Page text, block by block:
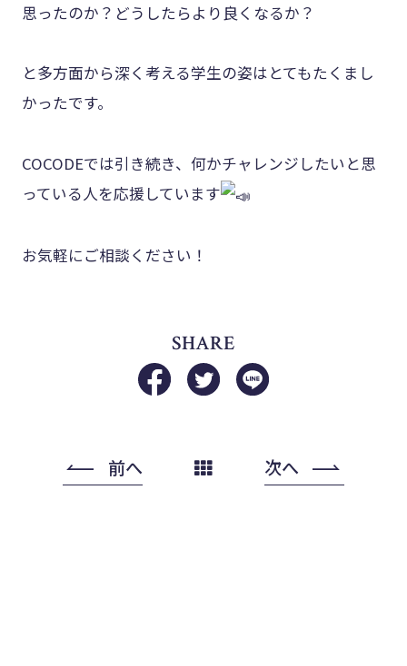
思ったのか？どうしたらより良くなるか？
と多方面から深く考える学生の姿はとてもたくまし
かったです。
COCODEでは引き続き、何かチャレンジしたいと思
っている人を応援しています
お気軽にご相談ください！
SHARE
前へ 次へ